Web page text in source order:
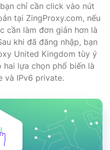
chỉ cần click vào nút
tại ZingProxy.com, nếu
cần làm đơn giản hơn là
khi đã đăng nhập, bạn
United Kingdom tùy ý
hai lựa chọn phổ biến là
và IPv6 private.